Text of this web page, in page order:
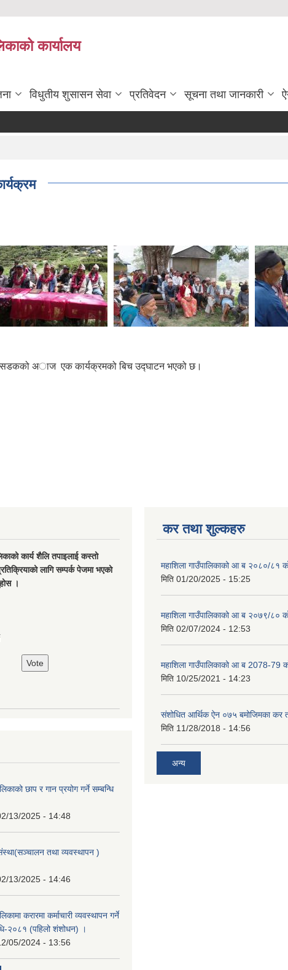
कार्यालय
विधुतीय शुसासन सेवा प्रतिवेदन सूचना तथा जानकारी
सडकको अाज एक कार्यक्रमको बिच उद्घाटन भएको छ।
कार्य शैलि तपाइलाई कस्तो
लागि सम्पर्क पेजमा भएको
।
छाप र गान प्रयोग गर्ने सम्बन्धि
13/2025 - 14:48
तथा व्यवस्थापन )
13/2025 - 14:46
करारमा कर्माचारी व्यवस्थापन गर्ने
२०८१ (पहिलो शंशोधन) ।
05/2024 - 13:56
कर तथा शुल्कहरु
महाशिला गाउँपालिकाको आ ब २०८०/८१
मिति 01/20/2025 - 15:25
महाशिला गाउँपालिकाको आ ब २०७९/८०
मिति 02/07/2024 - 12:53
महाशिला गाउँपालिकाको आ ब 2078-79
मिति 10/25/2021 - 14:23
संशोधित आर्थिक ऐन ०७५ बमोजिमका कर
मिति 11/28/2018 - 14:56
अन्य